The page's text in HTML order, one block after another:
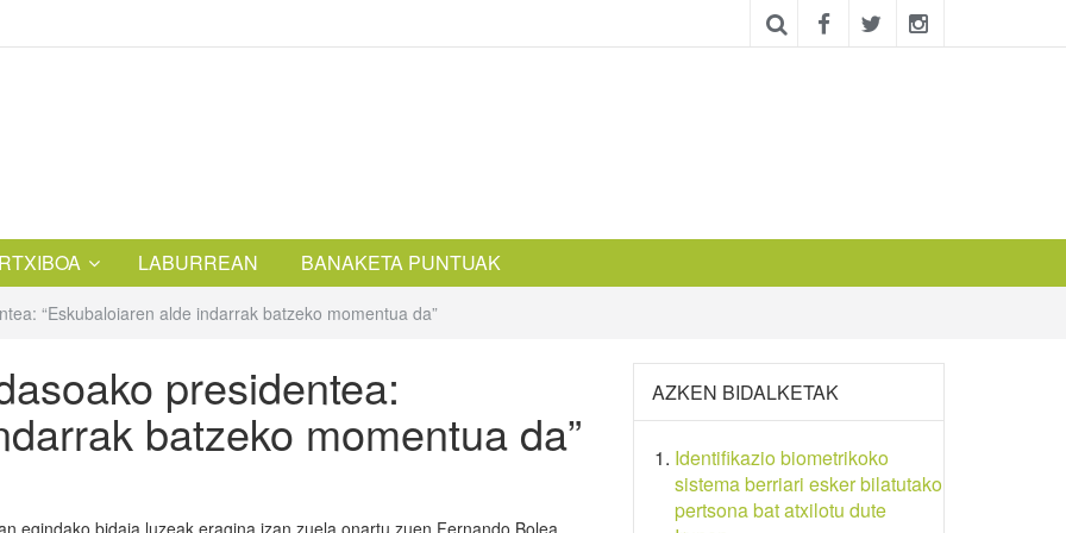
LABURREAN BANAKETA PUNTUAK
“Eskubaloiaren alde indarrak batzeko momentua da”
presidentea:
batzeko momentua da”
egindako bidaia luzeak eragina izan zuela onartu zuen Fernando Bolea
AZKEN BIDALKETAK
Identifikazio biometrikoko
sistema berriari esker bilatutako
pertsona bat atxilotu dute